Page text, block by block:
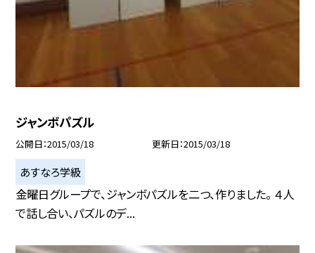
ジャンボパズル
公開日 2015/03/18 更新日 2015/03/18
あすなろ学級
金曜日グループで、ジャンボパズルを二つ、作りました。 ４人
で話し合い、パズルのデ...